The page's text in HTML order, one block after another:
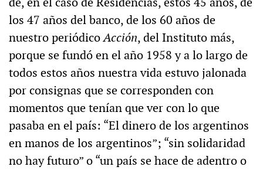
los 47 años del banco, de los 60 años de
nuestro periódicoAcción, del Instituto más,
porque se fundó en el año 1958 y a lo largo de
todos estos años nuestra vida estuvo jalonada
por consignas que se corresponden con
momentos que tenían que ver con lo que
pasaba en el país: “El dinero de los argentinos
en manos de los argentinos”; “sin solidaridad
no hay futuro” o “un país se hace de adentro o